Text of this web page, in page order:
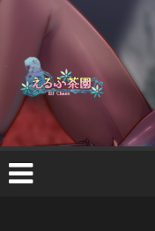
ス
キ
ッ
え
る
ふ
茶
園